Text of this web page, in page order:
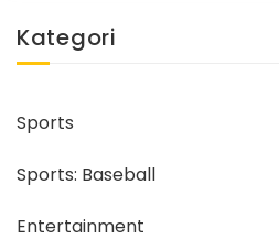
membantu setiap
Kategori
Sports
Sports: Baseball
Entertainment